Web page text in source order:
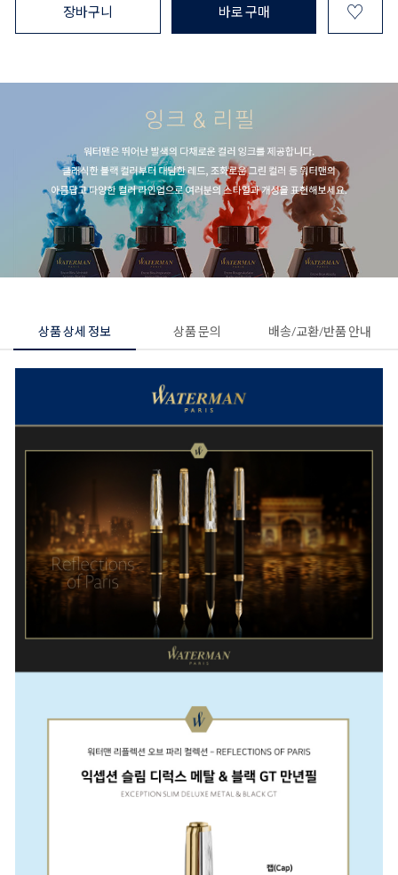
장바구니 바로 구매 ♡
상품 상세 정보 상품 문의 배송/교환/반품 안내